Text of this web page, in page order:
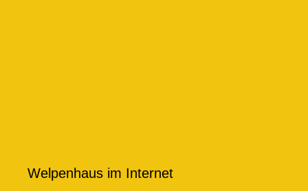
Welpenhaus im Internet